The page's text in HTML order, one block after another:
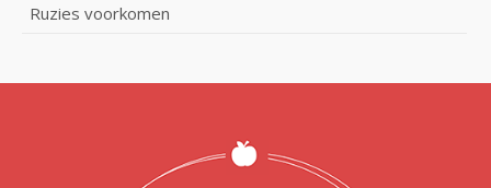
Ruzies voorkomen